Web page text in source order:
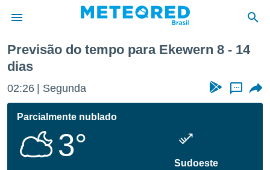
da
por
para
fornecidas
Previsão do tempo para Ekewern 8 - 14
dias
02:26 Segunda ...
Parcialmente nublado
3°
Sudoeste